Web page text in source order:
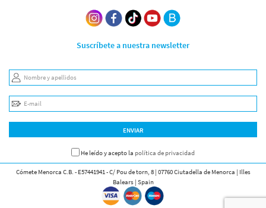
Suscríbete a nuestra newsletter
Nombre y apellidos
E-mail
ENVIAR
He leído y acepto la política de privacidad
Cómete Menorca C.B. - E57441941 - C/ Pou de torn, 8 | 07760 Ciutadella de Menorca | Illes
Balears | Spain